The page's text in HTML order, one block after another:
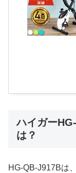
ハイガー
は？
HG-QB-J917Bは